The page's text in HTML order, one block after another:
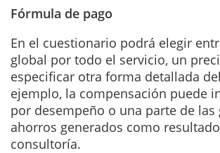
Fórmula de pago
En el cuestionario podrá elegir
global por todo el servicio, un
especificar otra forma detallada
ejemplo, la compensación puede
por desempeño o una parte de las
ahorros generados como
consultoría.